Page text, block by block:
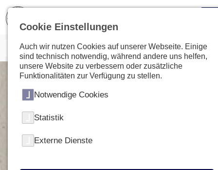
Cookie Einstellungen
Auch wir nutzen Cookies auf unserer Webseite. Einige
sind technisch notwendig, während andere uns helfen,
unsere Website zu verbessern oder zusätzliche
Funktionalitäten zur Verfügung zu stellen.
Notwendige Cookies
Statistik
Externe Dienste